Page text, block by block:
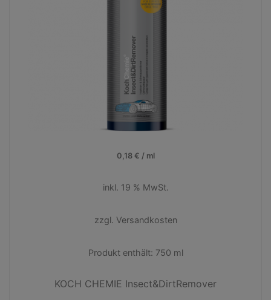
0,18 € / ml
inkl. 19 % MwSt.
zzgl. Versandkosten
Produkt enthält: 750 ml
KOCH CHEMIE Insect&DirtRemover